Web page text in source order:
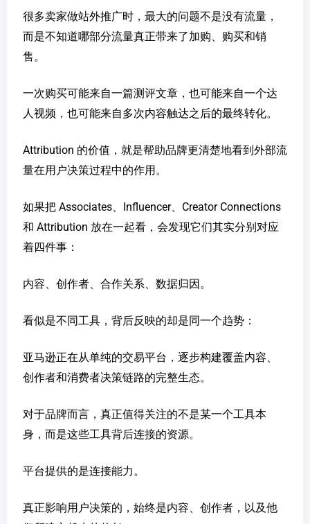
很多卖家做站外推广时，最大的问题不是没有流量，
而是不知道哪部分流量真正带来了加购、购买和销
售。
一次购买可能来自一篇测评文章，也可能来自一个达
人视频，也可能来自多次内容触达之后的最终转化。
Attribution 的价值，就是帮助品牌更清楚地看到外部流
量在用户决策过程中的作用。
如果把 Associates、Influencer、Creator Connections
和 Attribution 放在一起看，会发现它们其实分别对应
着四件事：
内容、创作者、合作关系、数据归因。
看似是不同工具，背后反映的却是同一个趋势：
亚马逊正在从单纯的交易平台，逐步构建覆盖内容、
创作者和消费者决策链路的完整生态。
对于品牌而言，真正值得关注的不是某一个工具本
身，而是这些工具背后连接的资源。
平台提供的是连接能力。
真正影响用户决策的，始终是内容、创作者，以及他